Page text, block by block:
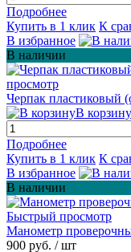
Подробнее
Купить в 1 клик К
В избранное
В наличии
просмотр
Черпак пластиковый
В корзину
Подробнее
Купить в 1 клик К
В избранное
В наличии
Быстрый просмотр
Манометр
900 руб. / шт